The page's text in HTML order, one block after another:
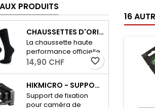
PRODUITS
CHAUSSETTES D'ORIGINE DE L'ARMÉE SUISSE 19 - ÉDITION D'HIVER
La chaussette haute
performance officielle
de l'armée suisse pour
Rohner AG pour une
performance
14,90 CHF favorite_border
HIKMICRO - SUPPORT DE CAMÉRA T16
Support de fixation
pour caméra de
16